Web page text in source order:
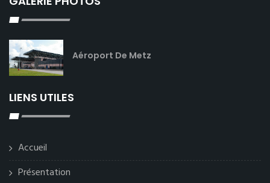
Aéroport De Metz
LIENS UTILES
Accueil
Présentation